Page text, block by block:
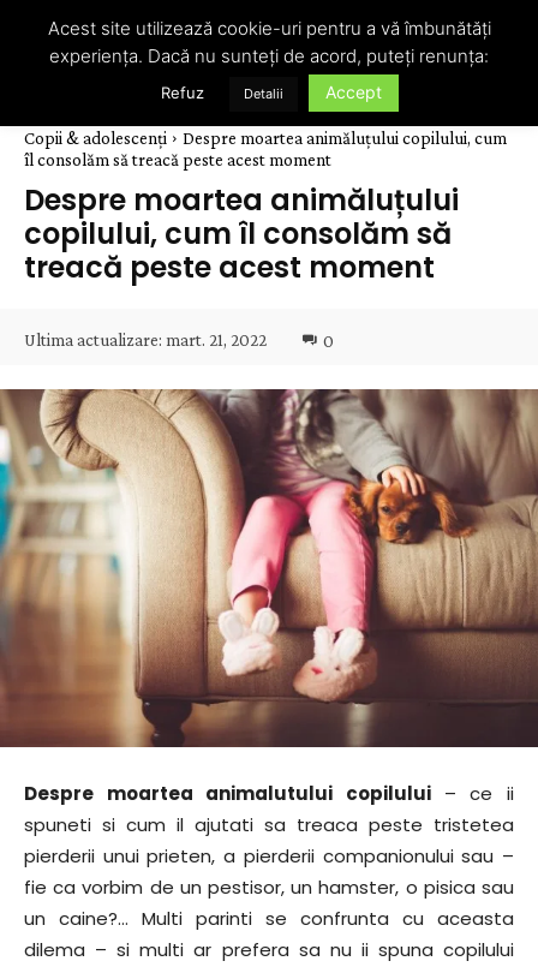
Copii & adolescenți
Despre moartea animăluțului copilului, cum
îl consolăm să treacă peste acest moment
Despre moartea animăluțului
copilului, cum îl consolăm să
treacă peste acest moment
Ultima actualizare: mart. 21, 2022 0
Despre moartea animalutului copilului – ce ii
spuneti si cum il ajutati sa treaca peste tristetea
pierderii unui prieten, a pierderii companionului sau –
fie ca vorbim de un pestisor, un hamster, o pisica sau
un caine?… Multi parinti se confrunta cu aceasta
dilema – si multi ar prefera sa nu ii spuna copilului
Acest site utilizează cookie-uri pentru a vă îmbunătăți
experiența. Dacă nu sunteți de acord, puteți renunța:
Refuz Detalii Accept